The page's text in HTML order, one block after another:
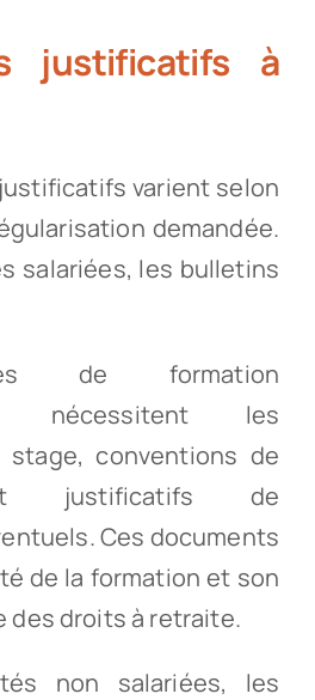
justificatifs à
varient selon
demandée.
salariées, les bulletins
de formation
nécessitent les
conventions de
justificatifs de
Ces documents
de la formation et son
droits à retraite.
non salariées, les